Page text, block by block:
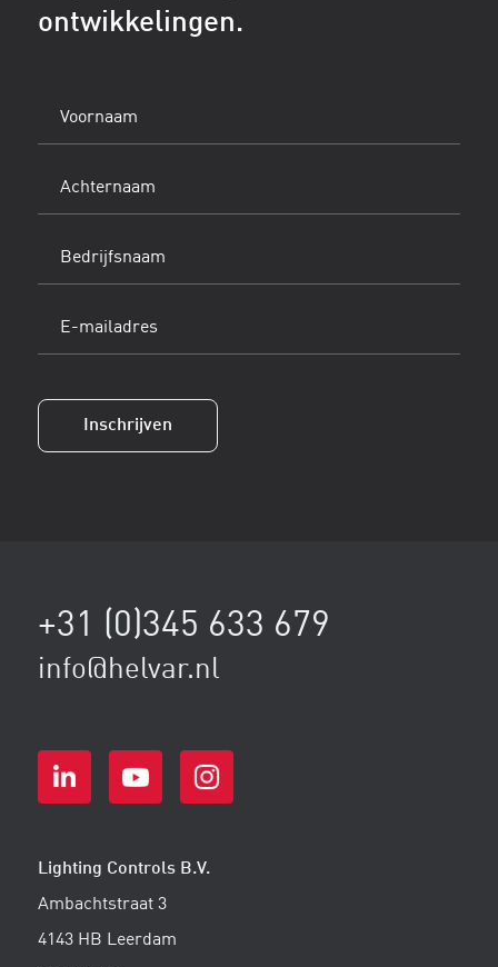
ontwikkelingen.
+31 (0)345 633 679
info@helvar.nl
Lighting Controls B.V.
Ambachtstraat 3
4143 HB Leerdam